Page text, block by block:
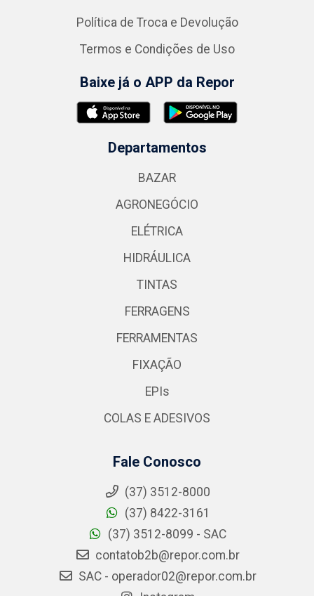
Política de Troca e Devolução
Termos e Condições de Uso
Baixe já o APP da Repor
Departamentos
BAZAR
AGRONEGÓCIO
ELÉTRICA
HIDRÁULICA
TINTAS
FERRAGENS
FERRAMENTAS
FIXAÇÃO
EPIs
COLAS E ADESIVOS
Fale Conosco
(37) 3512-8000
(37) 8422-3161
(37) 3512-8099 - SAC
contatob2b@repor.com.br
SAC - operador02@repor.com.br